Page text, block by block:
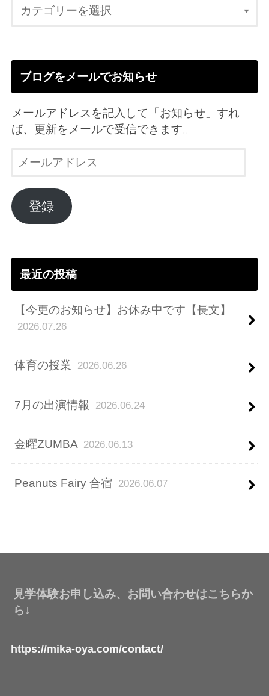
ブログをメールでお知らせ
メールアドレスを記入して「お知らせ」すれ
ば、更新をメールで受信できます。
ル
ア
ド
登録
最近の投稿
【今更のお知らせ】お休み中です【長文】
2026.07.26
体育の授業 2026.06.26
7月の出演情報 2026.06.24
金曜ZUMBA 2026.06.13
Peanuts Fairy 合宿 2026.06.07
見学体験お申し込み、お問い合わせはこちらか
ら↓
https://mika-oya.com/contact/